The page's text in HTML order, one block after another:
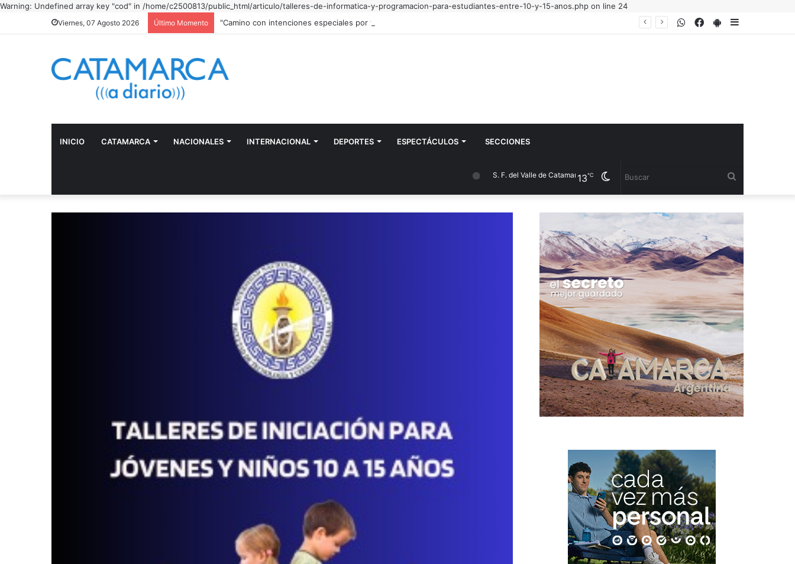
Warning: Undefined array key "cod" in /home/c2500813/public_html/articulo/talleres-de-informatica-y-programacion-para-estudiantes-entre-10-y-15-anos.php on line 24
Viernes, 07 Agosto 2026 Último Momento "Camino con intenciones especiales por todo mi pueblo" PlayStore
Facebook
WhatsApp
INICIO CATAMARCA NACIONALES INTERNACIONAL DEPORTES ESPECTÁCULOS SECCIONES
Cambiar
modo
S. F. del Valle de Catamarca 13℃